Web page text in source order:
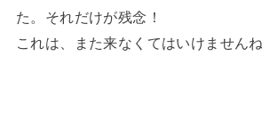
た。それだけが残念！
これは、また来なくてはいけません